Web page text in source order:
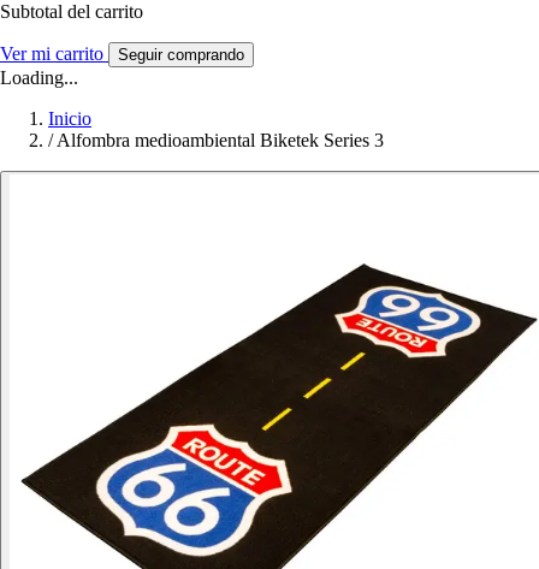
Subtotal del carrito
Ver mi carrito Seguir comprando
Loading...
Inicio
/ Alfombra medioambiental Biketek Series 3